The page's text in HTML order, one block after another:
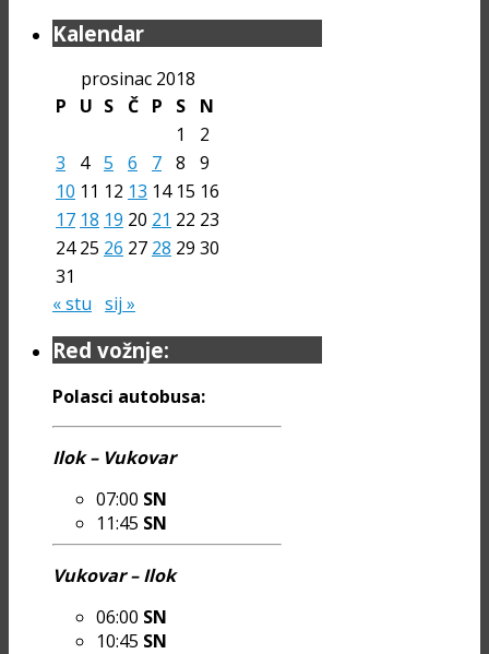
Kalendar
prosinac 2018
P
U S Č P S
N
1
2
3
4 5 6 7 8
9
10 11 12 13 14 15 16
17 18 19 20 21 22 23
24 25 26 27 28 29 30
31
« stu sij »
Red vožnje:
Polasci autobusa:
Ilok – Vukovar
07:00 SN
11:45 SN
Vukovar – Ilok
06:00 SN
10:45 SN